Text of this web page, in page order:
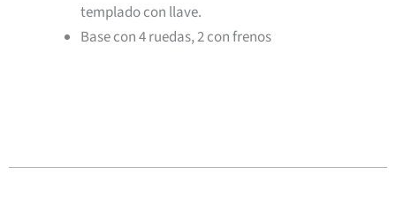
templado con llave.
Base con 4 ruedas, 2 con frenos